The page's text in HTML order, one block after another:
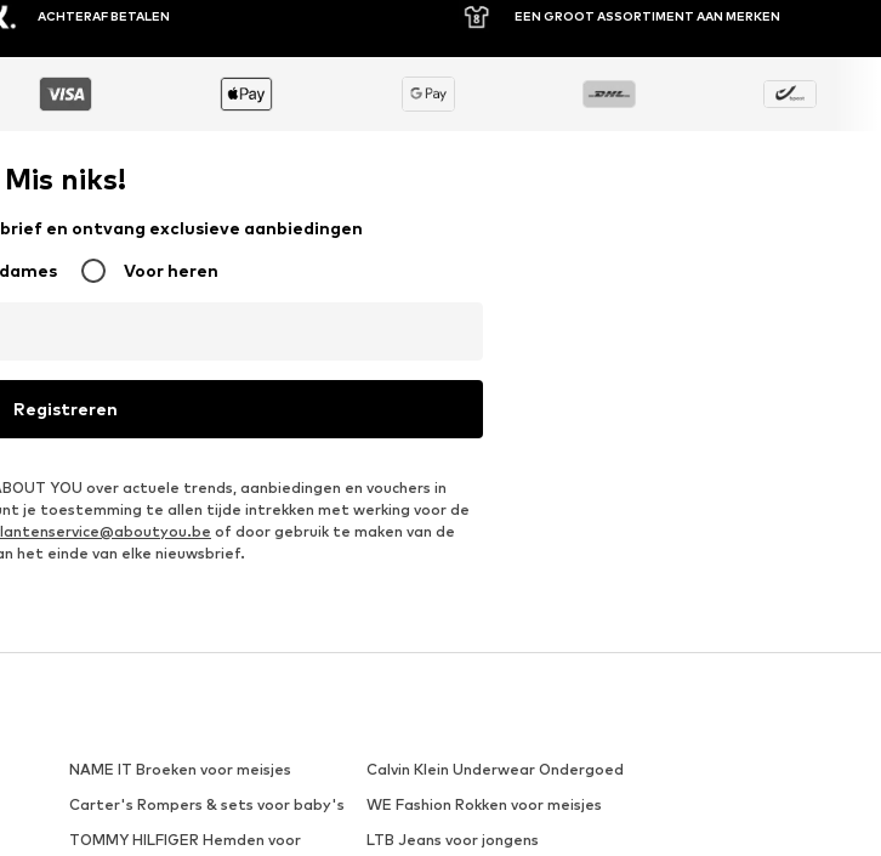
ACHTERAF BETALEN EEN GROOT ASSORTIMENT AAN MERKEN
Mis niks!
en ontvang exclusieve aanbiedingen
Voor heren
Registreren
YOU over actuele trends, aanbiedingen en vouchers in
je toestemming te allen tijde intrekken met werking voor de
of door gebruik te maken van de
het einde van elke nieuwsbrief.
NAME IT Broeken voor meisjes
Calvin Klein Underwear Ondergoed
Carter's Rompers & sets voor baby's
WE Fashion Rokken voor meisjes
TOMMY HILFIGER Hemden voor
LTB Jeans voor jongens